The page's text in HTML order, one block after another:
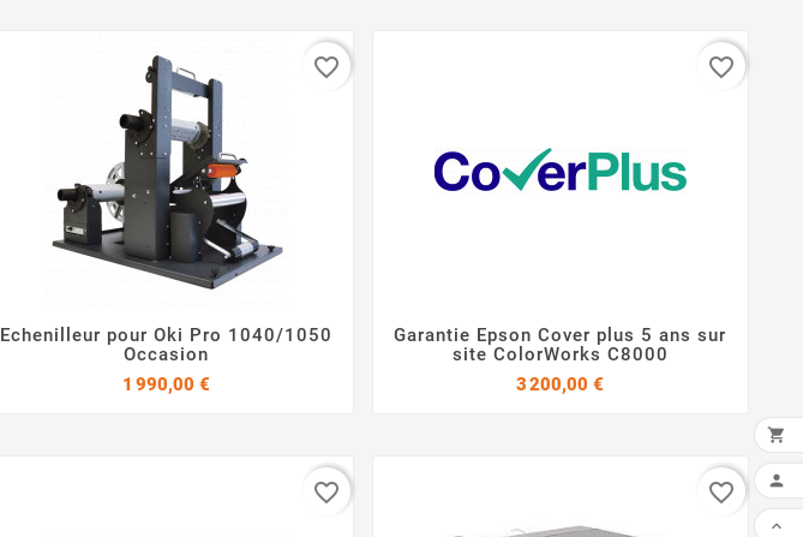
 
Echenilleur pour Oki Pro 1040/1050
Occasion
1 990,00 €Prix
favorite_border
 
Garantie Epson Cover plus 5 ans sur
site ColorWorks C8000
3 200,00 €
favorite_border
favorite_border favorite_border


